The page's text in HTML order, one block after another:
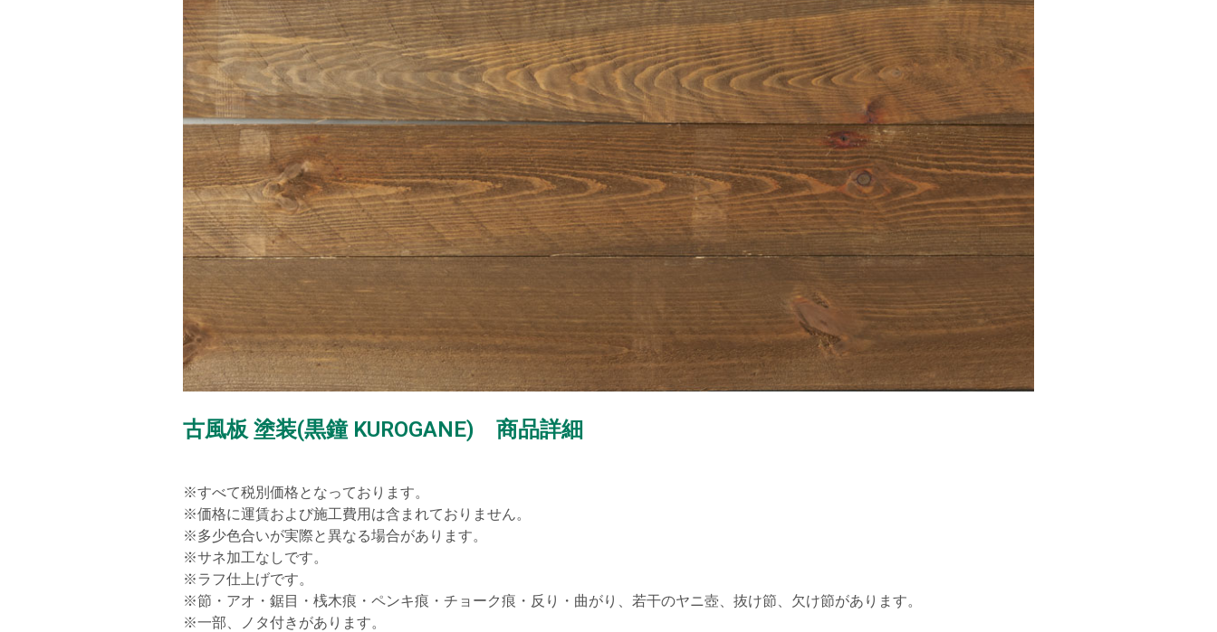
古風板 塗装(黒鐘 KUROGANE) 商品詳細
※すべて税別価格となっております。
※価格に運賃および施工費用は含まれておりません。
※多少色合いが実際と異なる場合があります。
※サネ加工なしです。
※ラフ仕上げです。
※節・アオ・鋸目・桟木痕・ペンキ痕・チョーク痕・反り・曲がり、若干のヤニ壺、抜け節、欠け節があります。
※一部、ノタ付きがあります。